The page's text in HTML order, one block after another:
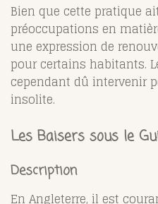
Bien que cette pratique
préoccupations en
une expression de
pour certains habitants.
cependant dû intervenir
insolite.
Les Baisers sous le
Description
En Angleterre, il est